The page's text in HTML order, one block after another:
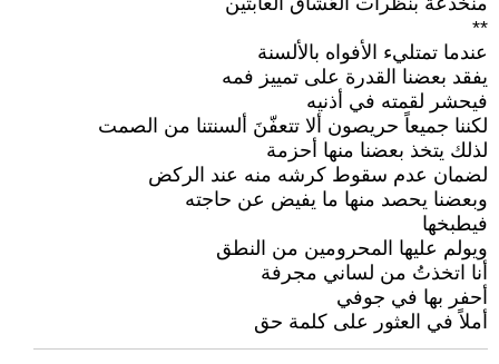
**
عندما تمتليء الأفواه بالألسنة
يفقد بعضنا القدرة على تمييز فمه
فيحشر لقمته في أذنيه
لكننا جميعاً حريصون ألا تتعفّنَ ألسنتنا من الصمت
لذلك يتخذ بعضنا منها أحزمة
لضمان عدم سقوط كرشه منه عند الركض
وبعضنا يحصد منها ما يفيض عن حاجته
فيطبخها
ويولم عليها المحرومين من النطق
أنا اتخذتُ من لساني مجرفة
أحفر بها في جوفي
أملاً في العثور على كلمة حق